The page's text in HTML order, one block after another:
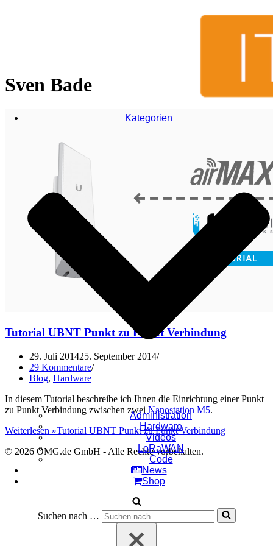
Kategorien
Administration
Hardware
Videos
LoRaWAN
Code
News
Shop
Suchen nach …
Sven Bade
Tutorial UBNT Punkt zu Punkt Verbindung
29. Juli 201425. September 2014
29 Kommentare
Blog, Hardware
In diesem Tutorial beschreibe ich Ihnen die Einrichtung einer Punkt
zu Punkt Verbindung zwischen zwei Nanostation M5.
Weiterlesen »Tutorial UBNT Punkt zu Punkt Verbindung
© 2026 OMG.de GmbH - Alle Rechte vorbehalten.